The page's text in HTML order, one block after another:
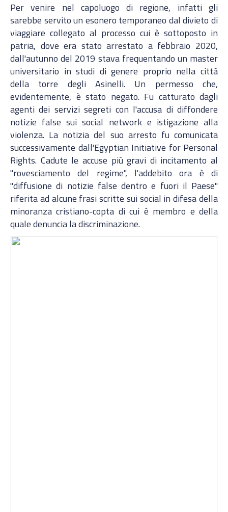
Per venire nel capoluogo di regione, infatti gli
sarebbe servito un esonero temporaneo dal divieto di
viaggiare collegato al processo cui è sottoposto in
patria, dove era stato arrestato a febbraio 2020,
dall'autunno del 2019 stava frequentando un master
universitario in studi di genere proprio nella città
della torre degli Asinelli. Un permesso che,
evidentemente, è stato negato. Fu catturato dagli
agenti dei servizi segreti con l'accusa di diffondere
notizie false sui social network e istigazione alla
violenza. La notizia del suo arresto fu comunicata
successivamente dall'Egyptian Initiative for Personal
Rights. Cadute le accuse più gravi di incitamento al
"rovesciamento del regime", l'addebito ora è di
"diffusione di notizie false dentro e fuori il Paese"
riferita ad alcune frasi scritte sui social in difesa della
minoranza cristiano-copta di cui è membro e della
quale denuncia la discriminazione.